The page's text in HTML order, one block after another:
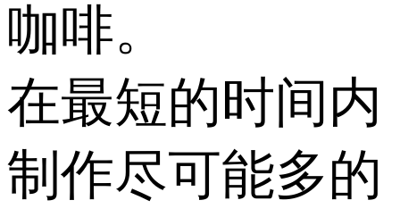
咖啡。
在最短的时间内
制作尽可能多的